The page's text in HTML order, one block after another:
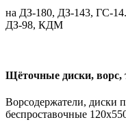
на ДЗ-180, ДЗ-143, ГС-
ДЗ-98, КДМ
Щёточные диски, ворс,
Ворсодержатели, диски
беспроставочные